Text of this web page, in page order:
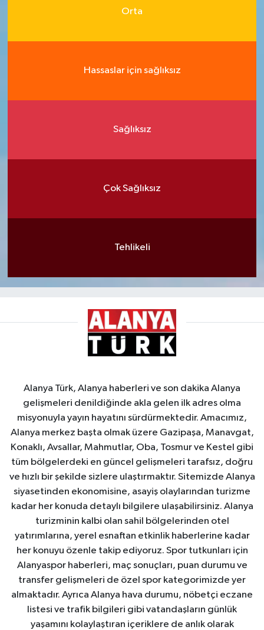
Orta
Hassaslar için sağlıksız
Sağlıksız
Çok Sağlıksız
Tehlikeli
Alanya Türk, Alanya haberleri ve son dakika Alanya
gelişmeleri denildiğinde akla gelen ilk adres olma
misyonuyla yayın hayatını sürdürmektedir. Amacımız,
Alanya merkez başta olmak üzere Gazipaşa, Manavgat,
Konaklı, Avsallar, Mahmutlar, Oba, Tosmur ve Kestel gibi
tüm bölgelerdeki en güncel gelişmeleri tarafsız, doğru
ve hızlı bir şekilde sizlere ulaştırmaktır. Sitemizde Alanya
siyasetinden ekonomisine, asayiş olaylarından turizme
kadar her konuda detaylı bilgilere ulaşabilirsiniz. Alanya
turizminin kalbi olan sahil bölgelerinden otel
yatırımlarına, yerel esnaftan etkinlik haberlerine kadar
her konuyu özenle takip ediyoruz. Spor tutkunları için
Alanyaspor haberleri, maç sonuçları, puan durumu ve
transfer gelişmeleri de özel spor kategorimizde yer
almaktadır. Ayrıca Alanya hava durumu, nöbetçi eczane
listesi ve trafik bilgileri gibi vatandaşların günlük
yaşamını kolaylaştıran içeriklere de anlık olarak